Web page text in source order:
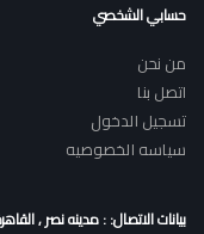
حسابي الشخصي
من نحن
اتصل بنا
تسجيل الدخول
سياسه الخصوصيه
بيانات الاتصال: : مدينه نصر ,